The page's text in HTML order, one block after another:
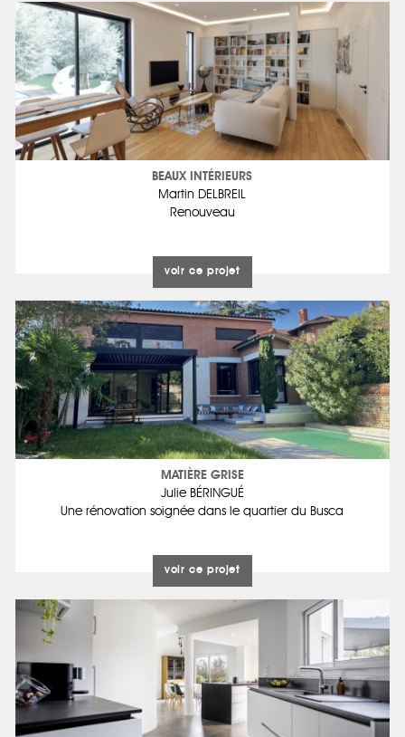
BEAUX INTÉRIEURS
Martin DELBREIL
Renouveau
voir ce projet
MATIÈRE GRISE
Julie BÉRINGUÉ
Une rénovation soignée dans le quartier du Busca
voir ce projet